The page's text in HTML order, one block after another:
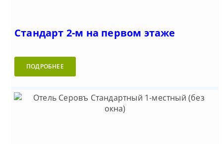
Стандарт 2-м на первом этаже
ПОДРОБНЕЕ